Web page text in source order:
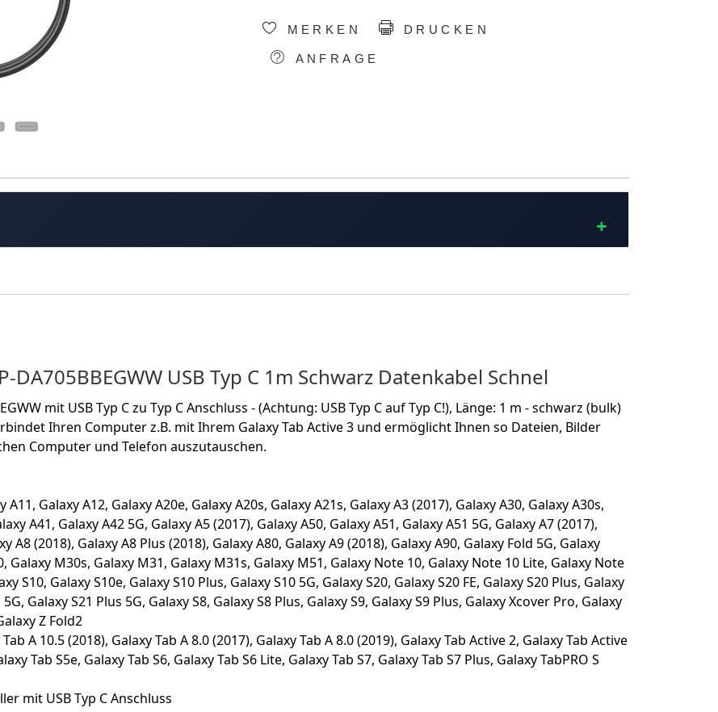
MERKEN DRUCKEN
ANFRAGE
USB Typ C 1m Schwarz Datenkabel Schnel
mit USB Typ C zu Typ C Anschluss - (Achtung: USB Typ C auf Typ C!), Länge: 1 m - schwarz (bulk)
Ihren Computer z.B. mit Ihrem Galaxy Tab Active 3 und ermöglicht Ihnen so Dateien, Bilder
Computer und Telefon auszutauschen.
A11, Galaxy A12, Galaxy A20e, Galaxy A20s, Galaxy A21s, Galaxy A3 (2017), Galaxy A30, Galaxy A30s,
A41, Galaxy A42 5G, Galaxy A5 (2017), Galaxy A50, Galaxy A51, Galaxy A51 5G, Galaxy A7 (2017),
A8 (2018), Galaxy A8 Plus (2018), Galaxy A80, Galaxy A9 (2018), Galaxy A90, Galaxy Fold 5G, Galaxy
Galaxy M30s, Galaxy M31, Galaxy M31s, Galaxy M51, Galaxy Note 10, Galaxy Note 10 Lite, Galaxy Note
S10, Galaxy S10e, Galaxy S10 Plus, Galaxy S10 5G, Galaxy S20, Galaxy S20 FE, Galaxy S20 Plus, Galaxy
Galaxy S21 Plus 5G, Galaxy S8, Galaxy S8 Plus, Galaxy S9, Galaxy S9 Plus, Galaxy Xcover Pro, Galaxy
Z Fold2
A 10.5 (2018), Galaxy Tab A 8.0 (2017), Galaxy Tab A 8.0 (2019), Galaxy Tab Active 2, Galaxy Tab Active
Tab S5e, Galaxy Tab S6, Galaxy Tab S6 Lite, Galaxy Tab S7, Galaxy Tab S7 Plus, Galaxy TabPRO S
mit USB Typ C Anschluss